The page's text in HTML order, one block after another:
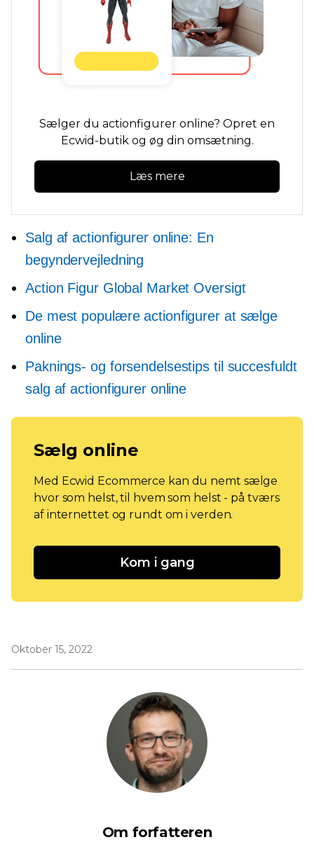
Sælger du actionfigurer online? Opret en
Ecwid-butik og øg din omsætning.
Læs mere
Salg af actionfigurer online: En
begyndervejledning
Action Figur Global Market Oversigt
De mest populære actionfigurer at sælge
online
Paknings- og forsendelsestips til succesfuldt
salg af actionfigurer online
Sælg online
Med Ecwid Ecommerce kan du nemt sælge
hvor som helst, til hvem som helst - på tværs
af internettet og rundt om i verden.
Kom i gang
Oktober 15, 2022
Om forfatteren